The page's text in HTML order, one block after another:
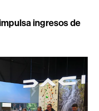
ingresos de